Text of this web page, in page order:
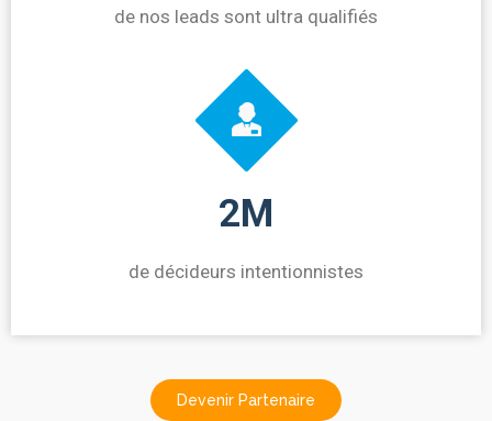
de nos leads sont ultra qualifiés
2M
de décideurs intentionnistes
Devenir Partenaire